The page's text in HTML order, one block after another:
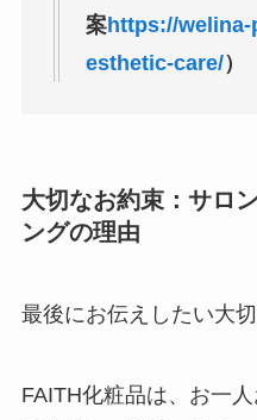
案https://
esthetic-care/）
大切なお約束：サロ
ングの理由
最後にお伝えしたい大
FAITH化粧品は、お一